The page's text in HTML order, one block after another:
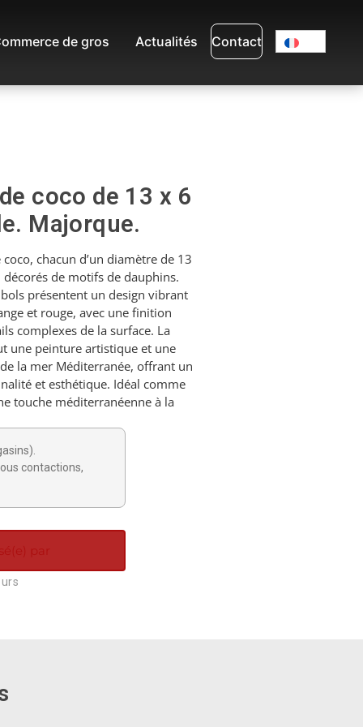
de gros Actualités Contact
coco de 13 x 6
Majorque.
chacun d’un diamètre de 13
de motifs de dauphins.
présentent un design vibrant
et rouge, avec une finition
complexes de la surface. La
une peinture artistique et une
la mer Méditerranée, offrant un
et esthétique. Idéal comme
touche méditerranéenne à la
contactions,
par